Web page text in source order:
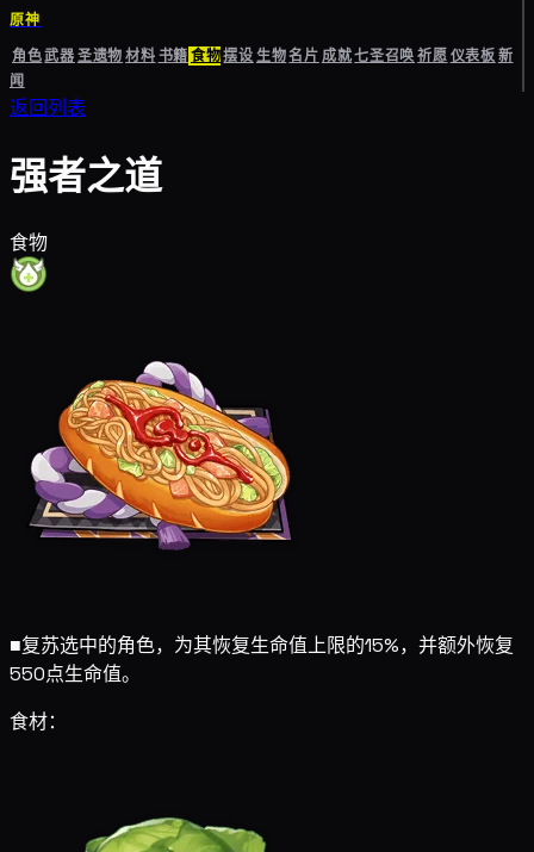
原神
角色武器圣遗物材料书籍食物摆设生物名片成就七圣召唤祈愿仪表板新
闻
返回列表
强者之道
食物
■复苏选中的角色，为其恢复生命值上限的15%，并额外恢复
550点生命值。
食材：